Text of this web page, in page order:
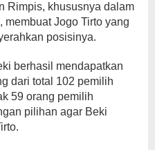
Rimpis, khususnya dalam
membuat Jogo Tirto yang
posisinya.
berhasil mendapatkan
dari total 102 pemilih
59 orang pemilih
pilihan agar Beki